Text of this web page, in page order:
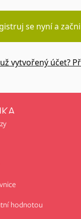
se nyní a
vytvořený účet?
hodnotou